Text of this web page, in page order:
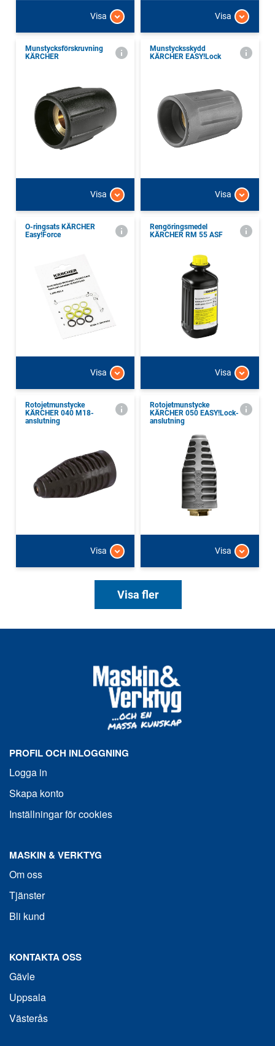
Visa Visa
Munstycksförskruvning
KÄRCHER
Visa
Munstycksskydd
KÄRCHER EASY!Lock
Visa
O-ringsats KÄRCHER
Easy!Force
Visa
Rengöringsmedel
KÄRCHER RM 55 ASF
Visa
Rotojetmunstycke
KÄRCHER 040 M18-
anslutning
Visa
Rotojetmunstycke
KÄRCHER 050 EASY!Lock-
anslutning
Visa
Visa fler
PROFIL OCH INLOGGNING
Logga in
Skapa konto
Inställningar för cookies
MASKIN & VERKTYG
Om oss
Tjänster
Bli kund
KONTAKTA OSS
Gävle
Uppsala
Västerås